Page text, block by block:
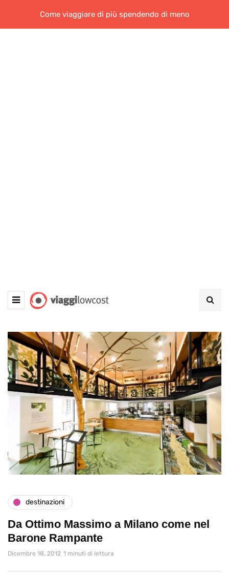
Come viaggiare di più spendendo di meno
destinazioni
Da Ottimo Massimo a Milano come nel
Barone Rampante
Dicembre 18, 2012 1 minuti di lettura